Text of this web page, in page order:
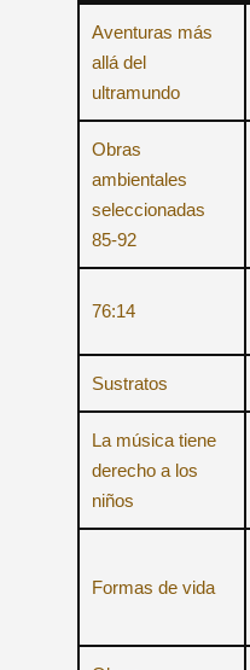
Aventuras más
allá del
ultramundo
Obras
ambientales
seleccionadas
85-92
76:14
Sustratos
La música tiene
derecho a los
niños
Formas de vida